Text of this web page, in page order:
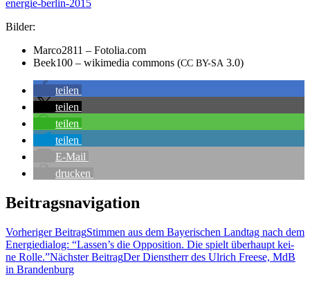
energie-berlin-2015
Bil­der:
Marco2811 – Fotolia.com
Beek100 – wiki­me­dia com­mons (CC BY-SA 3.0)
tei­len
tei­len
tei­len
tei­len
E‑Mail
dru­cken
Beitragsnavigation
Vorheriger BeitragStim­men aus dem Baye­ri­schen Land­tag nach dem
Ener­gie­dia­log: “Lassen’s die Oppo­si­ti­on. Die spielt über­haupt kei­
ne Rolle.”Nächster BeitragDer Dienst­herr des Ulrich Free­se, MdB
in Brandenburg